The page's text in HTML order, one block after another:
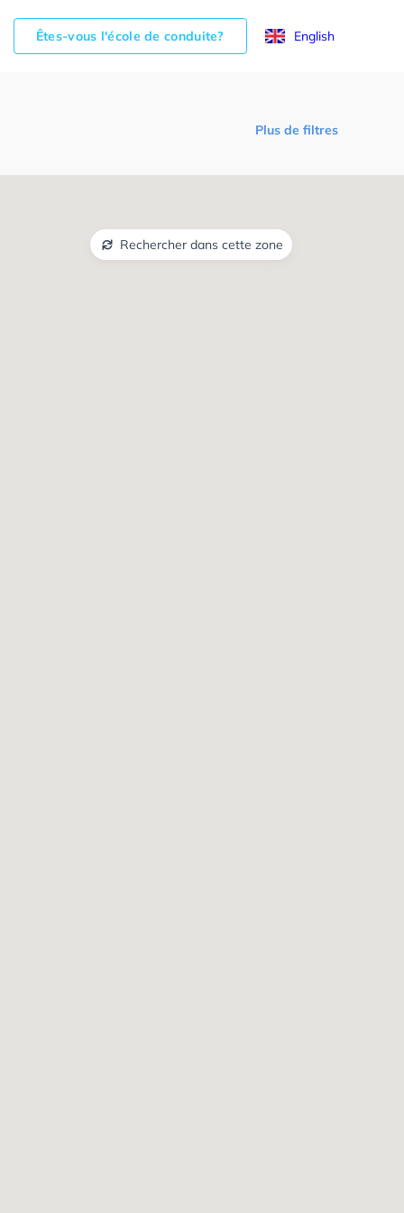
Êtes-vous l'école de conduite? English
Plus de filtres
Rechercher dans cette zone